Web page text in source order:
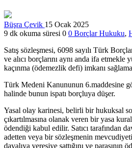
Büşra Çevik 15 Ocak 2025
9 dk okuma süresi 0 0 Borçlar Hukuku,
Satış sözleşmesi, 6098 sayılı Türk
ve alıcı borçlarını aynı anda ifa
kaçınma (ödemezlik defi) imkanı
Türk Medeni Kanununun 6.maddesine
halinde bunun ispatı borçluya düşer.
Yasal olay karinesi, belirli bir hukuksal
çıkartılmasına olanak veren bir yasa
ödendiği kabul edilir. Satıcı tarafından
adetten veya bir sözleşmenin
davalıya veresiye sattığını ve